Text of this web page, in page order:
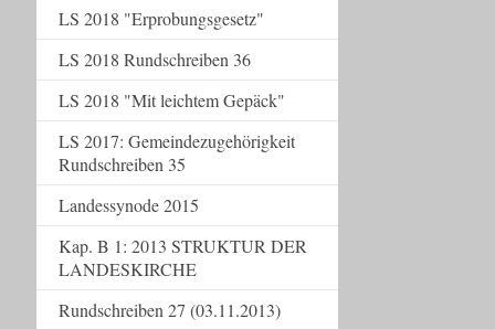
LS 2018 "Erprobungsgesetz"
LS 2018 Rundschreiben 36
LS 2018 "Mit leichtem Gepäck"
LS 2017: Gemeindezugehörigkeit
Rundschreiben 35
Landessynode 2015
Kap. B 1: 2013 STRUKTUR DER
LANDESKIRCHE
Rundschreiben 27 (03.11.2013)